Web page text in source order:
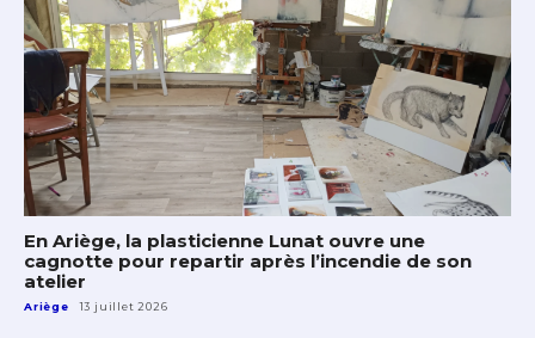
En Ariège, la plasticienne Lunat ouvre une
cagnotte pour repartir après l’incendie de son
atelier
Ariège 13 juillet 2026